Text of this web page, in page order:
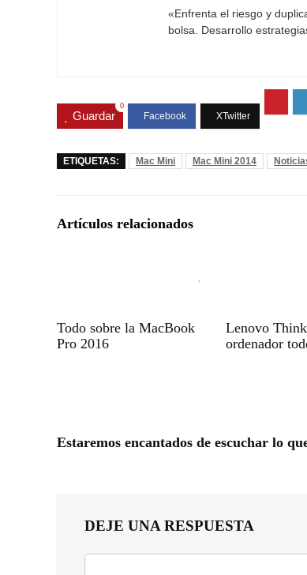
«Enfrenta el riesgo y
bolsa. Desarrollo
Guardar
0
ETIQUETAS: Mac Mini Mac Mini 2014
Artículos relacionados
Todo sobre la MacBook
Pro 2016
Lenovo
ordenador
Estaremos encantados de escuchar lo
DEJE UNA RESPUESTA